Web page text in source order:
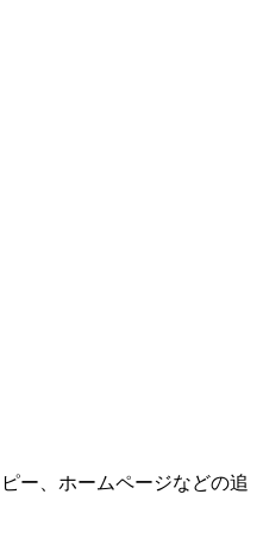
ー、ホームページなどの追